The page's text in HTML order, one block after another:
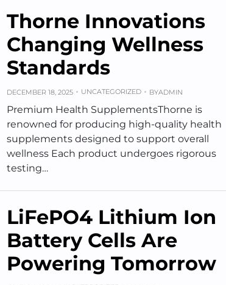
Thorne Innovations
Changing Wellness
Standards
DECEMBER 18, 2025 UNCATEGORIZED BYADMIN
Premium Health SupplementsThorne is
renowned for producing high-quality health
supplements designed to support overall
wellness Each product undergoes rigorous
testing…
LiFePO4 Lithium Ion
Battery Cells Are
Powering Tomorrow